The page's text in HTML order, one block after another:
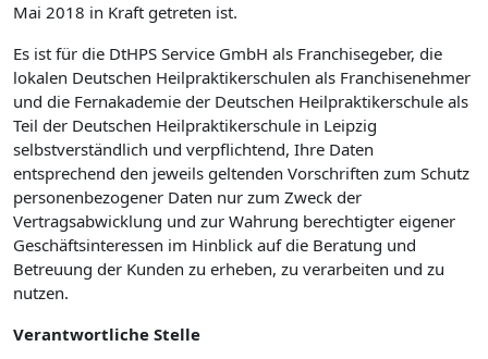
Mai 2018 in Kraft getreten ist.
Es ist für die DtHPS Service GmbH als Franchisegeber, die
lokalen Deutschen Heilpraktikerschulen als Franchise­nehmer
und die Fernakademie der Deutschen Heilpraktikerschule als
Teil der Deutschen Heilpraktikerschule in Leipzig
selbstverständlich und verpflichtend, Ihre Daten
entsprechend den jeweils geltenden Vorschriften zum Schutz
personenbezogener Daten nur zum Zweck der
Vertragsabwicklung und zur Wahrung berechtigter eigener
Geschäftsinteressen im Hinblick auf die Beratung und
Betreuung der Kunden zu erheben, zu verarbeiten und zu
nutzen.
Verantwortliche Stelle